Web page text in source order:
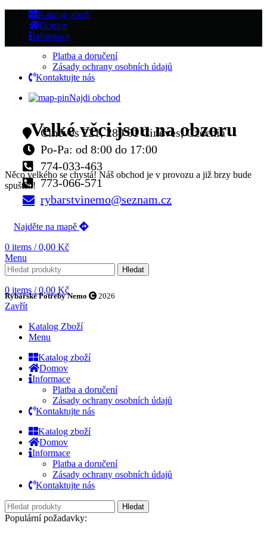
Katalog zboží
Domov
Informace
Platba a doručení
Zásady ochrany osobních údajů
Kontaktujte nás
Najdi obchod
Činěves 221, 289 01 Činěves, Czechia
Po-Pa: od 8:00 do 17:00
774-033-463
773-066-571
rybarstvinemo@seznam.cz
Najděte na mapě
0 items / 0,00 Kč
Menu
Hledat
0 items / 0,00 Kč
Velké věci jsou na obzoru
Něco velkého se chystá! Náš obchod je v provozu a již brzy bude
spuštěn!
Rybářské Potřeby Nemo 2026
Zavřít
Katalog Zboží
Menu
Katalog zboží
Domov
Informace
Platba a doručení
Zásady ochrany osobních údajů
Kontaktujte nás
Katalog zboží
Domov
Informace
Platba a doručení
Zásady ochrany osobních údajů
Kontaktujte nás
Hledat
Populární požadavky: